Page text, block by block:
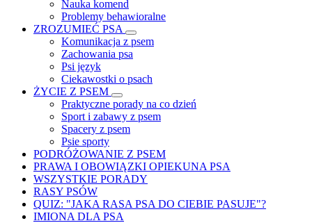
Nauka komend
Problemy behawioralne
ZROZUMIEĆ PSA
Komunikacja z psem
Zachowania psa
Psi język
Ciekawostki o psach
ŻYCIE Z PSEM
Praktyczne porady na co dzień
Sport i zabawy z psem
Spacery z psem
Psie sporty
PODRÓŻOWANIE Z PSEM
PRAWA I OBOWIĄZKI OPIEKUNA PSA
WSZYSTKIE PORADY
RASY PSÓW
QUIZ: "JAKA RASA PSA DO CIEBIE PASUJE"?
IMIONA DLA PSA